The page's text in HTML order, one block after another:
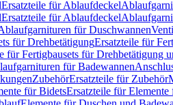
Ersatzteile für Ablaufdeckel
Ersatzteile für Ablaufdeckel
für Duschwannen
für DrehbetätigungErsatzteile für
für Fertigbausets für Drehbetätigung
für Badewannen
ZubehörErsatzteile für Zubehör
für BidetsErsatzteile für Elemente